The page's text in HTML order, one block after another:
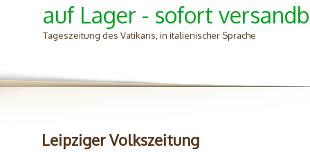
auf Lager - sofort
Tageszeitung des Vatikans, in italienischer Sprache
Leipziger Volkszeitung